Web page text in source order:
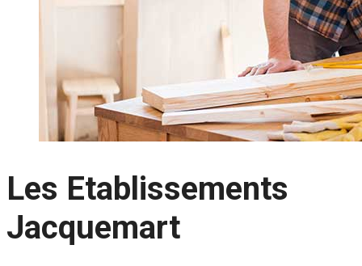
Les Etablissements
Jacquemart